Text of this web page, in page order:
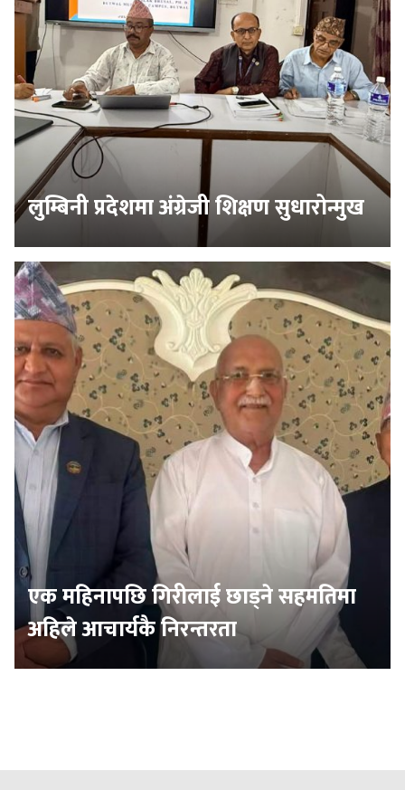
लुम्बिनी प्रदेशमा अंग्रेजी शिक्षण सुधारोन्मुख
एक महिनापछि गिरीलाई छाड्ने सहमतिमा
अहिले आचार्यकै निरन्तरता